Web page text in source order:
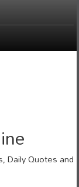
Daily Quotes and